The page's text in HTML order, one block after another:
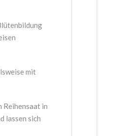
mit
in
lassen sich